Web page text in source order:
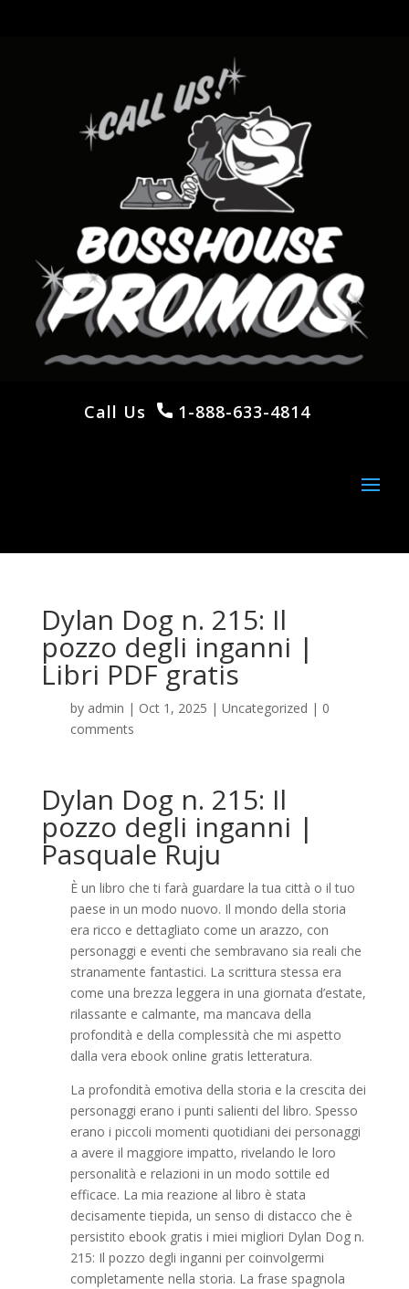
Call Us 1-888-633-4814
Dylan Dog n. 215: Il
pozzo degli inganni |
Libri PDF gratis
by admin | Oct 1, 2025 | Uncategorized | 0
comments
Dylan Dog n. 215: Il
pozzo degli inganni |
Pasquale Ruju
È un libro che ti farà guardare la tua città o il tuo
paese in un modo nuovo. Il mondo della storia
era ricco e dettagliato come un arazzo, con
personaggi e eventi che sembravano sia reali che
stranamente fantastici. La scrittura stessa era
come una brezza leggera in una giornata d’estate,
rilassante e calmante, ma mancava della
profondità e della complessità che mi aspetto
dalla vera ebook online gratis letteratura.
La profondità emotiva della storia e la crescita dei
personaggi erano i punti salienti del libro. Spesso
erano i piccoli momenti quotidiani dei personaggi
a avere il maggiore impatto, rivelando le loro
personalità e relazioni in un modo sottile ed
efficace. La mia reazione al libro è stata
decisamente tiepida, un senso di distacco che è
persistito ebook gratis i miei migliori Dylan Dog n.
215: Il pozzo degli inganni per coinvolgermi
completamente nella storia. La frase spagnola